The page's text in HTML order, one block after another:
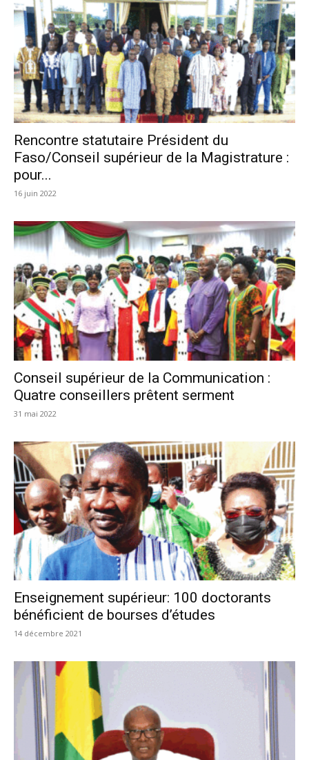
Rencontre statutaire Président du
Faso/Conseil supérieur de la Magistrature :
pour...
16 juin 2022
Conseil supérieur de la Communication :
Quatre conseillers prêtent serment
31 mai 2022
Enseignement supérieur: 100 doctorants
bénéficient de bourses d’études
14 décembre 2021